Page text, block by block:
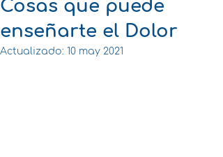
Cosas que puede
enseñarte el Dolor
Actualizado: 10 may 2021